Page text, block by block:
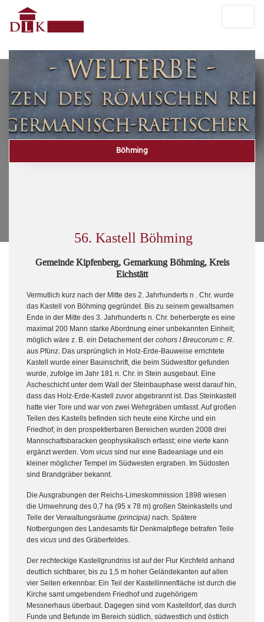
Böhming
56. Kastell Böhming
Gemeinde Kipfenberg, Gemarkung Böhming, Kreis
Eichstätt
Vermutlich kurz nach der Mitte des 2. Jahrhunderts n . Chr. wurde
das Kastell von Böhming gegründet. Bis zu seinem gewaltsamen
Ende in der Mitte des 3. Jahrhunderts n. Chr. beherbergte es eine
maximal 200 Mann starke Abordnung einer unbekannten Einheit;
möglich wäre z. B. ein Detachement der cohors I Breucorum c. R.
aus Pfünz. Das ursprünglich in Holz-Erde-Bauweise errichtete
Kastell wurde einer Bauinschrift, die beim Südwesttor gefunden
wurde, zufolge im Jahr 181 n. Chr. in Stein ausgebaut. Eine
Ascheschicht unter dem Wall der Steinbauphase weist darauf hin,
dass das Holz-Erde-Kastell zuvor abgebrannt ist. Das Steinkastell
hatte vier Tore und war von zwei Wehrgräben umfasst. Auf großen
Teilen des Kastells befinden sich heute eine Kirche und ein
Friedhof; in den prospektierbaren Bereichen wurden 2008 drei
Mannschaftsbaracken geophysikalisch erfasst; eine vierte kann
ergänzt werden. Vom vicus sind nur eine Badeanlage und ein
kleiner möglicher Tempel im Südwesten ergraben. Im Südosten
sind Brandgräber bekannt.
Die Ausgrabungen der Reichs-Limeskommission 1898 wiesen
die Umwehrung des 0,7 ha (95 x 78 m) großen Steinkastells und
Teile der Verwaltungsräume (principia) nach. Spätere
Notbergungen des Landesamts für Denkmalpflege betrafen Teile
des vicus und des Gräberfeldes.
Der rechteckige Kastellgrundriss ist auf der Flur Kirchfeld anhand
deutlich sichtbarer, bis zu 1,5 m hoher Geländekanten auf allen
vier Seiten erkennbar. Ein Teil der Kastellinnenfläche ist durch die
Kirche samt umgebendem Friedhof und zugehörigem
Messnerhaus überbaut. Dagegen sind vom Kastelldorf, das durch
Funde und Befunde im Bereich südlich, südwestlich und östlich